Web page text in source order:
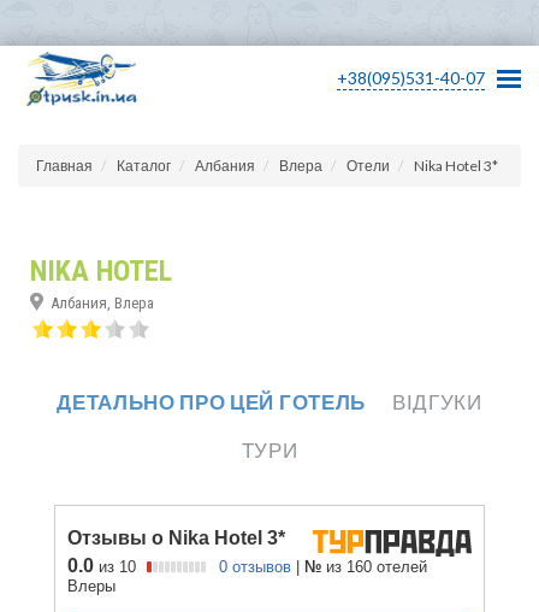
+38(095)531-40-07
Главная Каталог Албания Влера Отели Nika Hotel 3*
NIKA HOTEL
Албания, Влера
ДЕТАЛЬНО ПРО ЦЕЙ ГОТЕЛЬ
ВІДГУКИ
ТУРИ